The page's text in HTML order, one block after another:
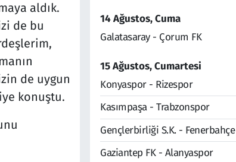
aldık.
de bu
de uygun
konuştu.
14 Ağustos, Cuma
Galatasaray - Çorum FK
15 Ağustos, Cumartesi
Konyaspor - Rizespor
Kasımpaşa - Trabzonspor
Gençlerbirliği S.K. - Fenerbahçe
Gaziantep FK - Alanyaspor